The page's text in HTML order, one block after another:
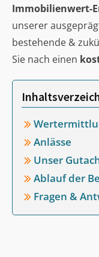
Immobilienwert-
unserer
bestehende &
Sie nach einen
Anlässe
Unser
Ablauf der
Fragen &